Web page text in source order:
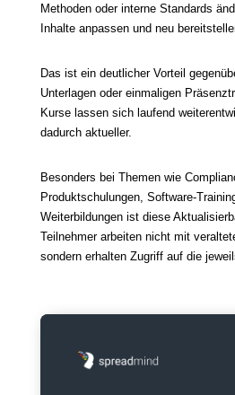
Methoden oder interne Standards
Inhalte anpassen und neu
Das ist ein deutlicher Vorteil
Unterlagen oder einmaligen
Kurse lassen sich laufend
dadurch aktueller.
Besonders bei Themen wie
Produktschulungen, Software-
Weiterbildungen ist diese
Teilnehmer arbeiten nicht mit
sondern erhalten Zugriff auf die